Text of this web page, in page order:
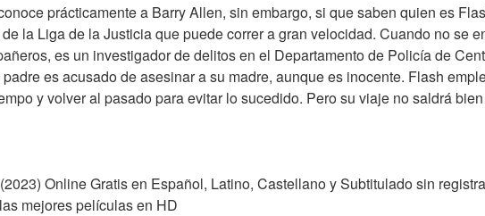
prácticamente a Barry Allen, sin embargo, si que saben quien es
la Liga de la Justicia que puede correr a gran velocidad. Cuando no se
es un investigador de delitos en el Departamento de Policía de
es acusado de asesinar a su madre, aunque es inocente. Flash
y volver al pasado para evitar lo sucedido. Pero su viaje no saldrá
Online Gratis en Español, Latino, Castellano y Subtitulado sin
mejores películas en HD